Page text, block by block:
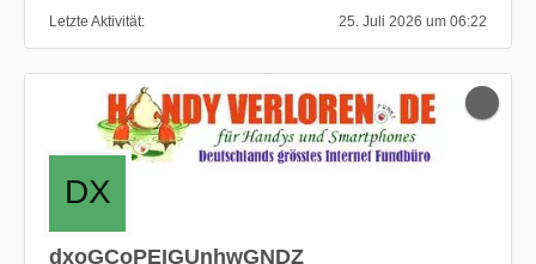
Letzte Aktivität 25. Juli 2026 um 06:22
dxoGCoPEIGUnhwGNDZ